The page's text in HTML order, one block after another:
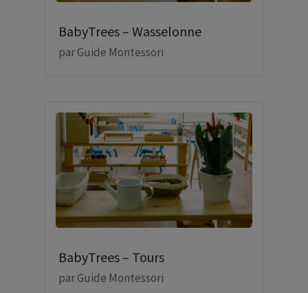
BabyTrees – Wasselonne
parGuide Montessori
BabyTrees – Tours
parGuide Montessori